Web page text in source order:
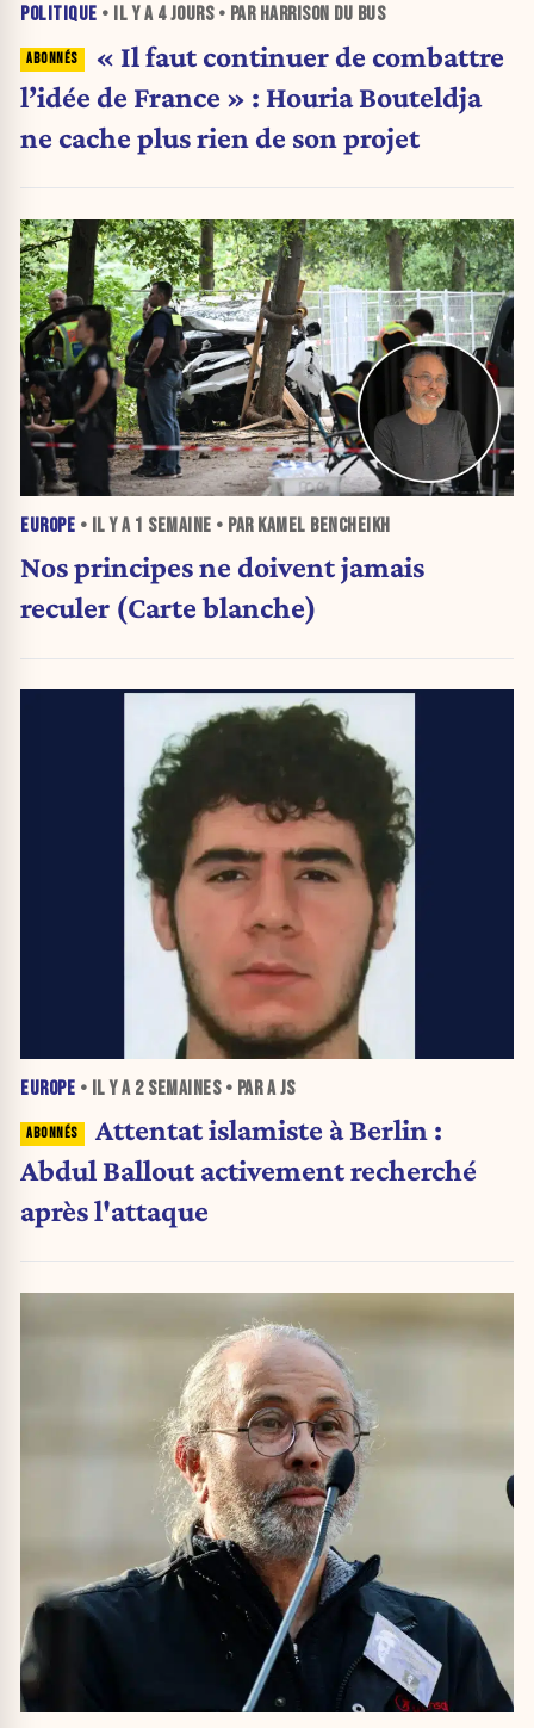
POLITIQUE • IL Y A 4 JOURS• PAR HARRISON DU BUS
« Il faut continuer de combattre
l’idée de France » : Houria Bouteldja
ne cache plus rien de son projet
EUROPE • IL Y A 1 SEMAINE • PAR KAMEL BENCHEIKH
Nos principes ne doivent jamais
reculer (Carte blanche)
EUROPE • IL Y A 2 SEMAINES• PAR A JS
Attentat islamiste à Berlin :
Abdul Ballout activement recherché
après l'attaque